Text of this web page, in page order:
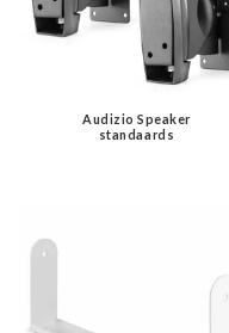
Audizio Speaker
standaards